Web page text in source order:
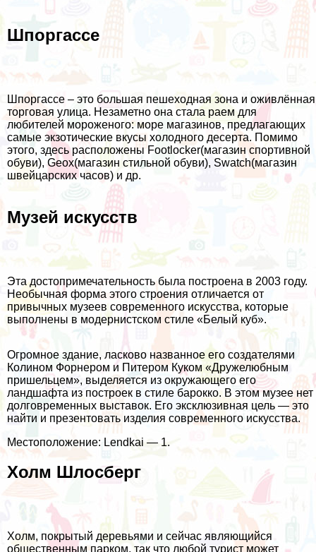
Шпоргассе
Шпоргассе – это большая пешеходная зона и оживлённая
торговая улица. Незаметно она стала раем для
любителей мороженого: море магазинов, предлагающих
самые экзотические вкусы холодного десерта. Помимо
этого, здесь расположены Footlocker(магазин спортивной
обуви), Geox(магазин стильной обуви), Swatch(магазин
швейцарских часов) и др.
Музей искусств
Эта достопримечательность была построена в 2003 году.
Необычная форма этого строения отличается от
привычных музеев современного искусства, которые
выполнены в модернистском стиле «Белый куб».
Огромное здание, ласково названное его создателями
Колином Форнером и Питером Куком «Дружелюбным
пришельцем», выделяется из окружающего его
ландшафта из построек в стиле барокко. В этом музее нет
долговременных выставок. Его эксклюзивная цель — это
найти и презентовать изделия современного искусства.
Местоположение: Lendkai — 1.
Холм Шлосберг
Холм, покрытый деревьями и сейчас являющийся
общественным парком, так что любой турист может